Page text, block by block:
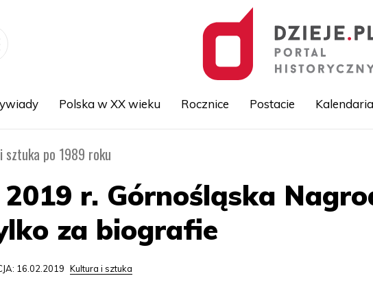
Polska w XX wieku Rocznice Postacie Kalendaria
sztuka po 1989 roku
2019 r. Górnośląska
za biografie
16.02.2019 Kultura i sztuka